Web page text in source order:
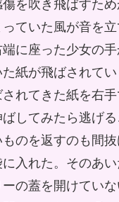
を吹き飛ばすた
ていた風が音を
に座った少女の
紙が飛ばされてい
れてきた紙を右手
してみたら逃げ
のを返すのも間
入れた。そのあ
の蓋を開けてい